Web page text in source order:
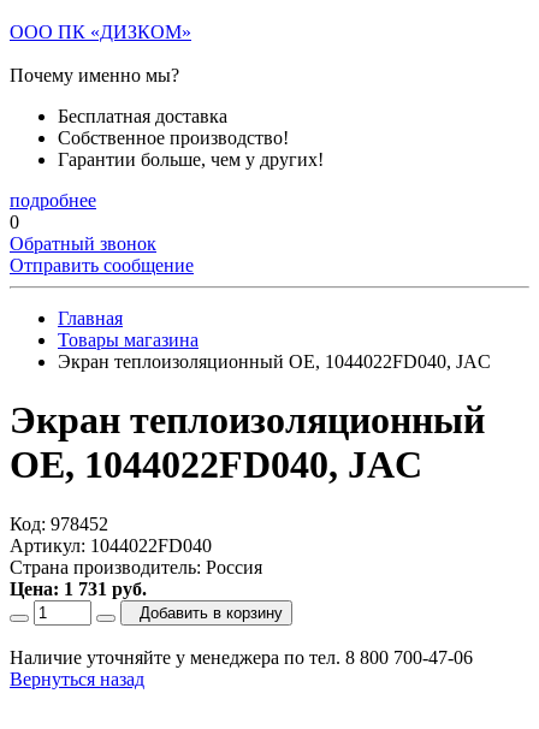
ООО ПК «ДИЗКОМ»
Почему именно мы?
Бесплатная доставка
Собственное производство!
Гарантии больше, чем у других!
подробнее
0
Обратный звонок
Отправить сообщение
Главная
Товары магазина
Экран теплоизоляционный OE, 1044022FD040, JAC
Экран теплоизоляционный
OE, 1044022FD040, JAC
Код: 978452
Артикул: 1044022FD040
Страна производитель: Россия
Цена: 1 731 руб.
Добавить в корзину
Наличие уточняйте у менеджера по тел. 8 800 700-47-06
Вернуться назад